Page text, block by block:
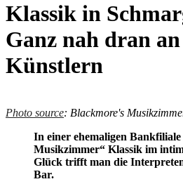
Klassik in
Ganz nah dran
Künstlern
Photo source: Blackmore's
In einer ehemaligen Bankfiliale
Musikzimmer“ Klassik im
Glück trifft man die
Bar.